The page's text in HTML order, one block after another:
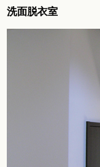
洗面脱衣室